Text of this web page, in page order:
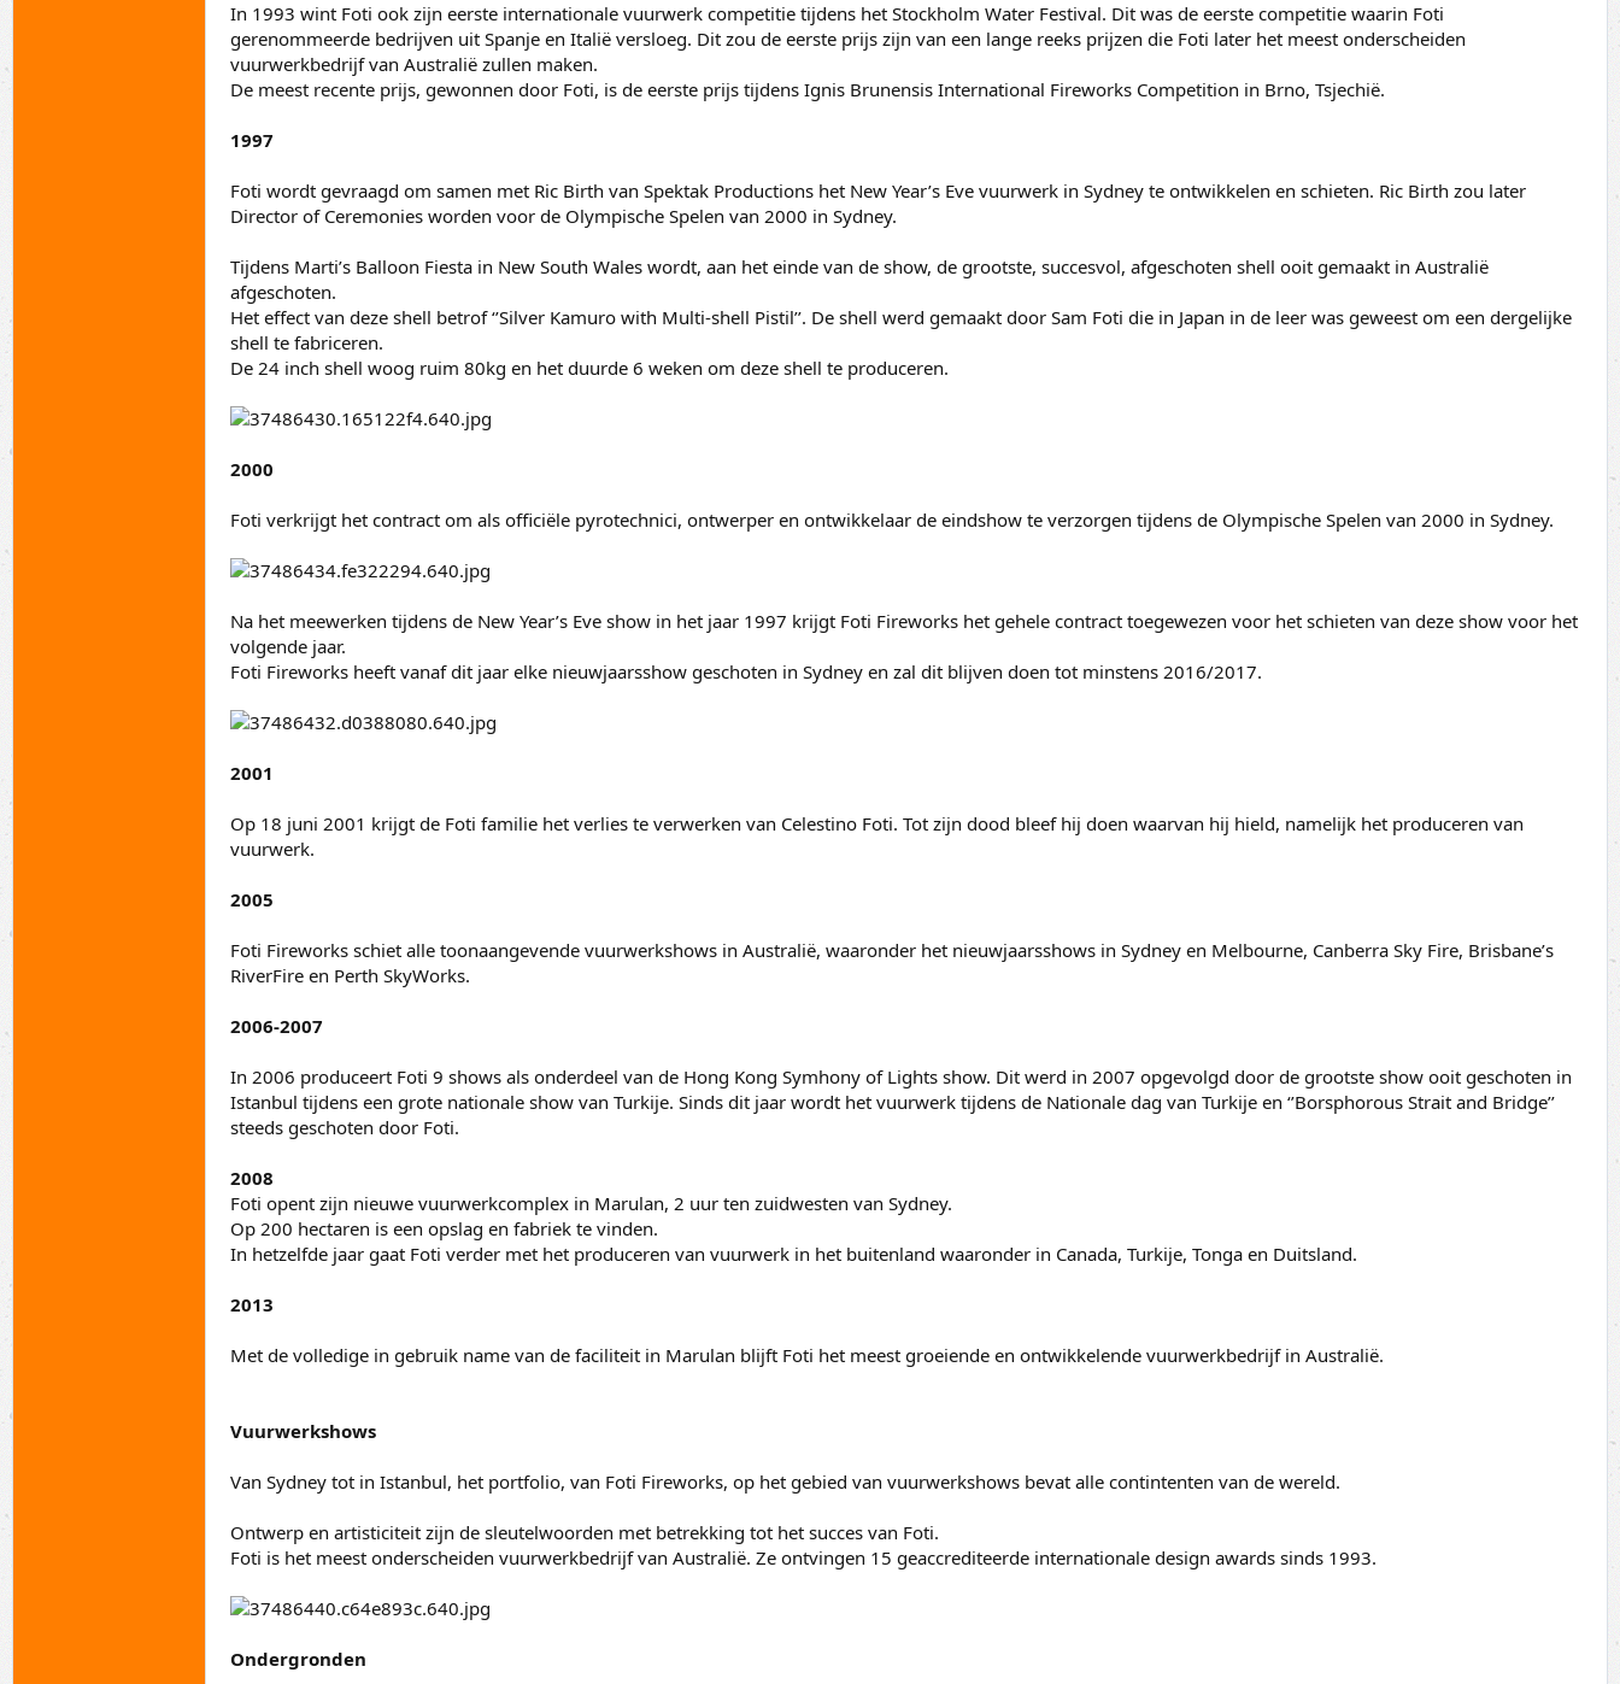
In 1993 wint Foti ook zijn eerste internationale vuurwerk competitie tijdens het Stockholm Water Festival. Dit was de eerste competitie waarin Foti
gerenommeerde bedrijven uit Spanje en Italië versloeg. Dit zou de eerste prijs zijn van een lange reeks prijzen die Foti later het meest onderscheiden
vuurwerkbedrijf van Australië zullen maken.
De meest recente prijs, gewonnen door Foti, is de eerste prijs tijdens Ignis Brunensis International Fireworks Competition in Brno, Tsjechië.
1997
Foti wordt gevraagd om samen met Ric Birth van Spektak Productions het New Year’s Eve vuurwerk in Sydney te ontwikkelen en schieten. Ric Birth zou later
Director of Ceremonies worden voor de Olympische Spelen van 2000 in Sydney.
Tijdens Marti’s Balloon Fiesta in New South Wales wordt, aan het einde van de show, de grootste, succesvol, afgeschoten shell ooit gemaakt in Australië
afgeschoten.
Het effect van deze shell betrof ‘’Silver Kamuro with Multi-shell Pistil’’. De shell werd gemaakt door Sam Foti die in Japan in de leer was geweest om een dergelijke
shell te fabriceren.
De 24 inch shell woog ruim 80kg en het duurde 6 weken om deze shell te produceren.
2000
Foti verkrijgt het contract om als officiële pyrotechnici, ontwerper en ontwikkelaar de eindshow te verzorgen tijdens de Olympische Spelen van 2000 in Sydney.
Na het meewerken tijdens de New Year’s Eve show in het jaar 1997 krijgt Foti Fireworks het gehele contract toegewezen voor het schieten van deze show voor het
volgende jaar.
Foti Fireworks heeft vanaf dit jaar elke nieuwjaarsshow geschoten in Sydney en zal dit blijven doen tot minstens 2016/2017.
2001
Op 18 juni 2001 krijgt de Foti familie het verlies te verwerken van Celestino Foti. Tot zijn dood bleef hij doen waarvan hij hield, namelijk het produceren van
vuurwerk.
2005
Foti Fireworks schiet alle toonaangevende vuurwerkshows in Australië, waaronder het nieuwjaarsshows in Sydney en Melbourne, Canberra Sky Fire, Brisbane’s
RiverFire en Perth SkyWorks.
2006-2007
In 2006 produceert Foti 9 shows als onderdeel van de Hong Kong Symhony of Lights show. Dit werd in 2007 opgevolgd door de grootste show ooit geschoten in
Istanbul tijdens een grote nationale show van Turkije. Sinds dit jaar wordt het vuurwerk tijdens de Nationale dag van Turkije en ‘’Borsphorous Strait and Bridge’’
steeds geschoten door Foti.
2008
Foti opent zijn nieuwe vuurwerkcomplex in Marulan, 2 uur ten zuidwesten van Sydney.
Op 200 hectaren is een opslag en fabriek te vinden.
In hetzelfde jaar gaat Foti verder met het produceren van vuurwerk in het buitenland waaronder in Canada, Turkije, Tonga en Duitsland.
2013
Met de volledige in gebruik name van de faciliteit in Marulan blijft Foti het meest groeiende en ontwikkelende vuurwerkbedrijf in Australië.
Vuurwerkshows
Van Sydney tot in Istanbul, het portfolio, van Foti Fireworks, op het gebied van vuurwerkshows bevat alle contintenten van de wereld.
Ontwerp en artisticiteit zijn de sleutelwoorden met betrekking tot het succes van Foti.
Foti is het meest onderscheiden vuurwerkbedrijf van Australië. Ze ontvingen 15 geaccrediteerde internationale design awards sinds 1993.
Ondergronden